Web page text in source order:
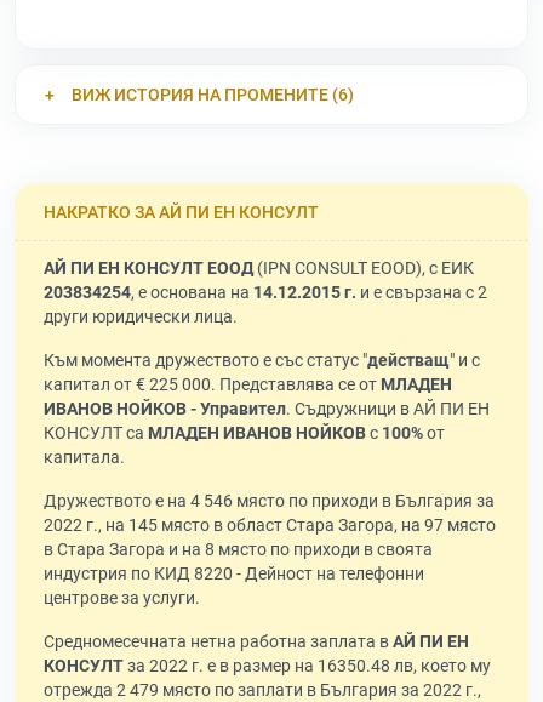
ВИЖ ИСТОРИЯ НА ПРОМЕНИТЕ (6)
НАКРАТКО ЗА АЙ ПИ ЕН КОНСУЛТ
АЙ ПИ ЕН КОНСУЛТ ЕООД(IPN CONSULT EOOD), с ЕИК
203834254, е основана на 14.12.2015 г. и е свързана с 2
други юридически лица.
Към момента дружеството е със статус "действащ" и с
капитал от € 225 000. Представлява се от МЛАДЕН
ИВАНОВ НОЙКОВ - Управител. Съдружници в АЙ ПИ ЕН
КОНСУЛТ са МЛАДЕН ИВАНОВ НОЙКОВс 100%от
капитала.
Дружеството е на 4 546 място по приходи в България за
2022 г., на 145 място в област Стара Загора, на 97 място
в Стара Загора и на 8 място по приходи в своята
индустрия по КИД 8220 - Дейност на телефонни
центрове за услуги.
Средномесечната нетна работна заплата вАЙ ПИ ЕН
КОНСУЛТза 2022 г. е в размер на 16350.48 лв, което му
отрежда 2 479 място по заплати в България за 2022 г.,